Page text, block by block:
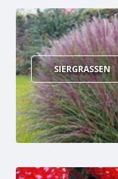
SIERGRASSEN